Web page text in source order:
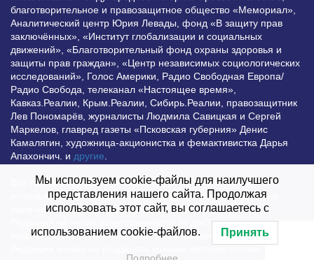
благотворительное и правозащитное общество «Мемориал»,
Аналитический центр Юрия Левады, фонд «В защиту прав
заключённых», «Институт глобализации и социальных
движений», «Благотворительный фонд охраны здоровья и
защиты прав граждан», «Центр независимых социологических
исследований», Голос Америки, Радио Свободная Европа/
Радио Свобода, телеканал «Настоящее время»,
Кавказ.Реалии, Крым.Реалии, Сибирь.Реалии, правозащитник
Лев Пономарёв, журналисты Людмила Савицкая и Сергей
Маркелов, главред газеты «Псковская губерния» Денис
Камалягин, художница-акционистка и фемактивистка Дарья
Апахончич. и другие
Все права защищены и охраняются законом. Любое
использование материалов сайта допустимо при условии
наличия активной гиперссылки на Vesti.UZ.
Редакция не несет ответственности за достоверность
информации, опубликованной в рекламных объявлениях.
Мы используем cookie-файлы для наилучшего
представления нашего сайта. Продолжая
использовать этот сайт, вы соглашаетесь с
использованием cookie-файлов. Принять